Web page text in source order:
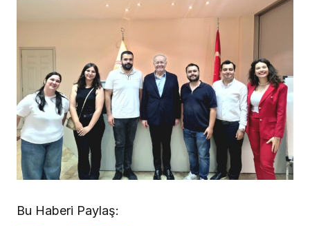
Bu Haberi Paylaş: